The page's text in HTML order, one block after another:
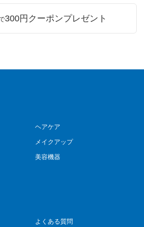
300円クーポンプレゼント
ヘアケア
メイクアップ
美容機器
よくある質問